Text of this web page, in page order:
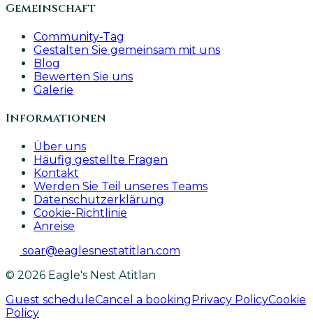
Gemeinschaft
Community-Tag
Gestalten Sie gemeinsam mit uns
Blog
Bewerten Sie uns
Galerie
Informationen
Über uns
Häufig gestellte Fragen
Kontakt
Werden Sie Teil unseres Teams
Datenschutzerklärung
Cookie-Richtlinie
Anreise
soar@eaglesnestatitlan.com
© 2026 Eagle's Nest Atitlan
Guest scheduleCancel a bookingPrivacy PolicyCookie
Policy